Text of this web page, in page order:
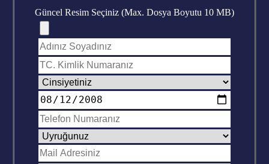
Güncel Resim Seçiniz (Max. Dosya Boyutu 10 MB)